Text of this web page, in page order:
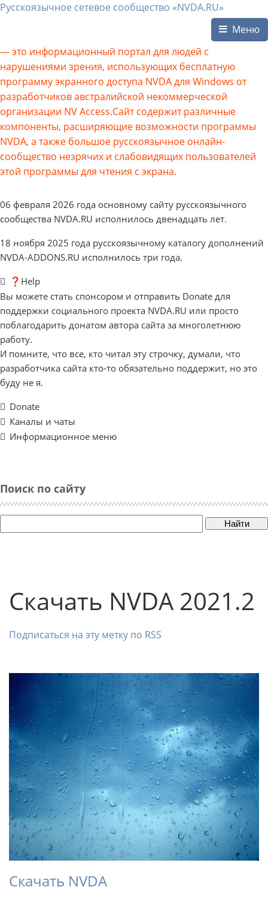
Русскоязычное сетевое сообщество «NVDA.RU»
Меню
— это информационный портал для людей с
нарушениями зрения, использующих бесплатную
программу экранного доступа NVDA для Windows от
разработчиков австралийской некоммерческой
организации NV Access.Сайт содержит различные
компоненты, расширяющие возможности программы
NVDA, а также большое русскоязычное онлайн-
сообщество незрячих и слабовидящих пользователей
этой программы для чтения с экрана.
06 февраля 2026 года основному сайту русскоязычного
сообщества NVDA.RU исполнилось двенадцать лет.
18 ноября 2025 года русскоязычному каталогу дополнений
NVDA-ADDONS.RU исполнилось три года.
❓Help
Вы можете стать спонсором и отправить Donate для
поддержки социального проекта NVDA.RU или просто
поблагодарить донатом автора сайта за многолетнюю
работу.
И помните, что все, кто читал эту строчку, думали, что
разработчика сайта кто-то обязательно поддержит, но это
буду не я.
Donate
Каналы и чаты
Информационное меню
Поиск по сайту
Найти
Скачать NVDA 2021.2
Подписаться на эту метку по RSS
Скачать NVDA